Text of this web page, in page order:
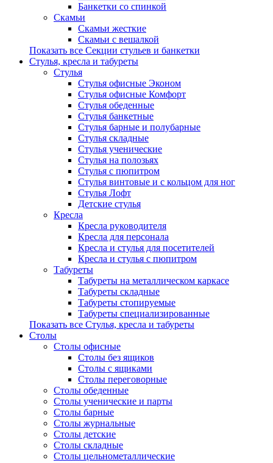
Банкетки со спинкой
Скамьи
Скамьи жесткие
Скамьи с вешалкой
Показать все Секции стульев и банкетки
Стулья, кресла и табуреты
Стулья
Стулья офисные Эконом
Стулья офисные Комфорт
Стулья обеденные
Стулья банкетные
Стулья барные и полубарные
Стулья складные
Стулья ученические
Стулья на полозьях
Стулья с пюпитром
Стулья винтовые и с кольцом для ног
Стулья Лофт
Детские стулья
Кресла
Кресла руководителя
Кресла для персонала
Кресла и стулья для посетителей
Кресла и стулья с пюпитром
Табуреты
Табуреты на металлическом каркасе
Табуреты складные
Табуреты стопируемые
Табуреты специализированные
Показать все Стулья, кресла и табуреты
Столы
Столы офисные
Столы без ящиков
Столы с ящиками
Столы переговорные
Столы обеденные
Столы ученические и парты
Столы барные
Столы журнальные
Столы детские
Столы складные
Столы цельнометаллические